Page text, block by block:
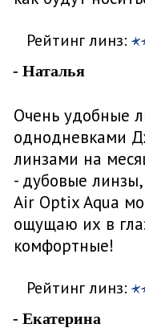
Рейтинг линз:
- Наталья
Очень удобные
однодневками
линзами на
- дубовые
Air Optix Aqua
ощущаю их в
комфортные!
Рейтинг линз:
- Екатерина